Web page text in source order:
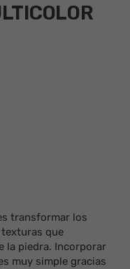
transformar los
que
la piedra. Incorporar
muy simple gracias